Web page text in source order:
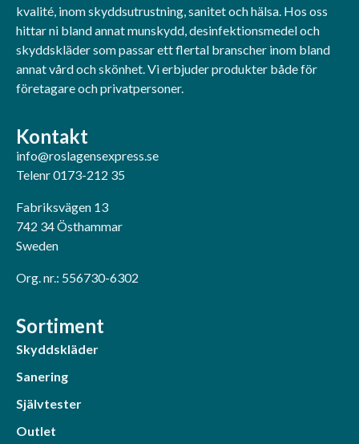
kvalité, inom skyddsutrustning, sanitet och hälsa. Hos oss
hittar ni bland annat munskydd, desinfektionsmedel och
skyddskläder som passar ett flertal branscher inom bland
annat vård och skönhet. Vi erbjuder produkter både för
företagare och privatpersoner.
Kontakt
info@roslagensexpress.se
Telenr 0173-212 35
Fabriksvägen 13
742 34 Östhammar
Sweden
Org. nr.: 556730-6302
Sortiment
Skyddskläder
Sanering
Självtester
Outlet